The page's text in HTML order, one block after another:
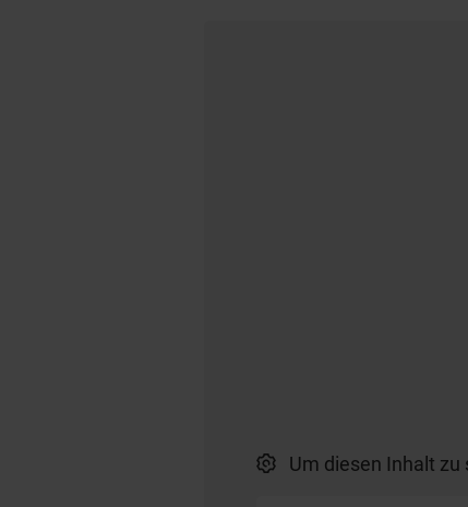
Um diesen Inhalt